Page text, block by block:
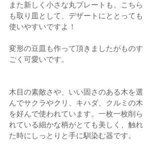
また新しく小さな丸プレートも。こちら
も取り皿として、デザートにととっても
使いやすいですよ！
変形の豆皿も作って頂きましたがものす
ごく可愛いです。
木目の素敵さや、いい固さのある木を選
んでサクラやクリ、キハダ、クルミの木
を好んで使われています。一枚一枚削ら
れている細かな柄がとても美しく、触れ
た時にしっとりと手に馴染む器です。